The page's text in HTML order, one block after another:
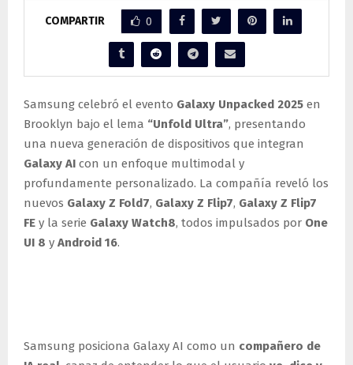
COMPARTIR 0
Samsung celebró el evento Galaxy Unpacked 2025 en
Brooklyn bajo el lema “Unfold Ultra”, presentando
una nueva generación de dispositivos que integran
Galaxy AI con un enfoque multimodal y
profundamente personalizado. La compañía reveló los
nuevos Galaxy Z Fold7, Galaxy Z Flip7, Galaxy Z Flip7
FE y la serie Galaxy Watch8, todos impulsados por One
UI 8 y Android 16.
Samsung posiciona Galaxy AI como un compañero de